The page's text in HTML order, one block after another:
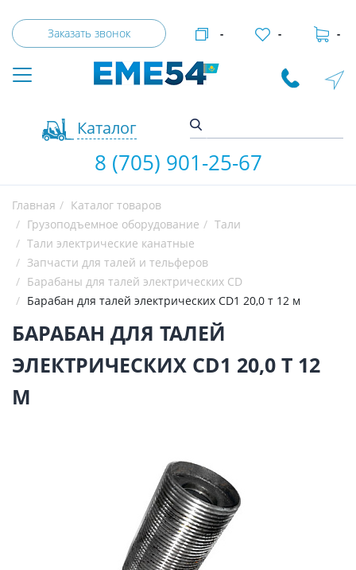
Заказать звонок
Каталог
- - -
8 (705) 901-25-67
Главная
Каталог товаров
Грузоподъемное оборудование
Тали
Тали электрические канатные
Запчасти для талей и тельферов
Барабаны для талей электрических CD
Барабан для талей электрических CD1 20,0 т 12 м
БАРАБАН ДЛЯ ТАЛЕЙ
ЭЛЕКТРИЧЕСКИХ CD1 20,0 Т 12
М